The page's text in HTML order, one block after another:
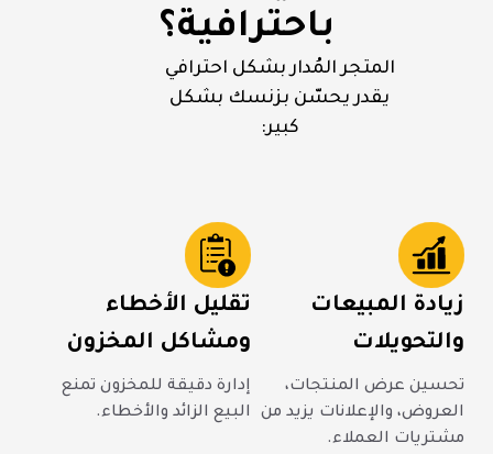
باحترافية؟
المتجر المُدار بشكل احترافي
يقدر يحسّن بزنسك بشكل
كبير:
زيادة المبيعات
والتحويلات
تحسين عرض المنتجات،
العروض، والإعلانات يزيد من
مشتريات العملاء.
تقليل الأخطاء
ومشاكل المخزون
إدارة دقيقة للمخزون تمنع
البيع الزائد والأخطاء.